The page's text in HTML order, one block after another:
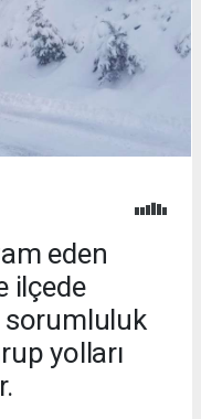
eden
ilçede
sorumluluk
yolları